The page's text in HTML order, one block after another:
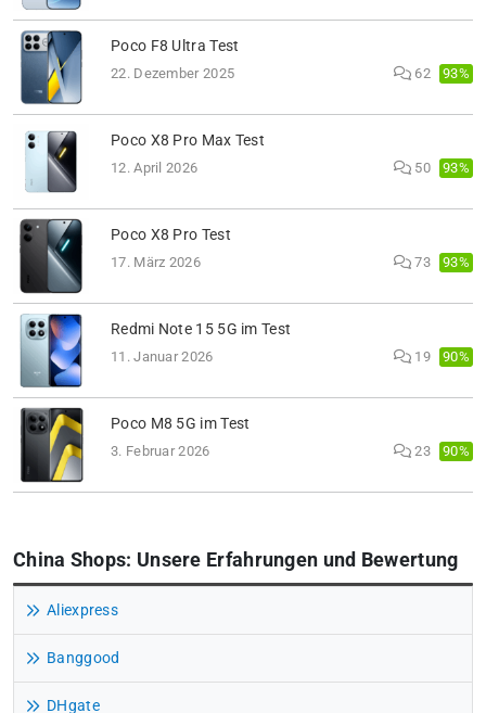
Poco F8 Ultra Test
22. Dezember 2025 62 93%
Poco X8 Pro Max Test
12. April 2026 50 93%
Poco X8 Pro Test
17. März 2026 73 93%
Redmi Note 15 5G im Test
11. Januar 2026 19 90%
Poco M8 5G im Test
3. Februar 2026 23 90%
China Shops: Unsere Erfahrungen und Bewertung
Aliexpress
Banggood
DHgate